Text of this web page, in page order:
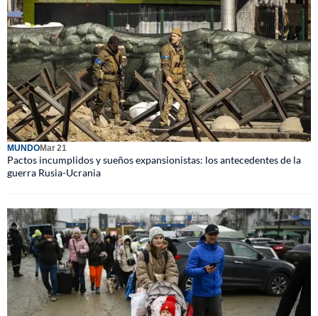
MUNDOMar 21
Pactos incumplidos y sueños expansionistas: los antecedentes de la
guerra Rusia-Ucrania